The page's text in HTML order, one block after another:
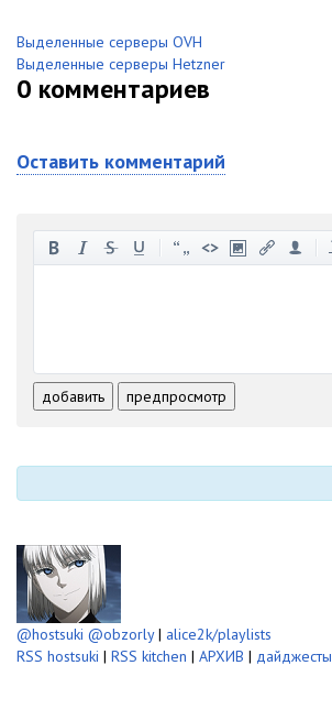
Выделенные серверы OVH
Выделенные серверы Hetzner
0 комментариев
Оставить комментарий
-
-
-
добавить предпросмотр
@hostsuki @obzorly| alice2k/playlists
RSS hostsuki | RSS kitchen | АРХИВ | дайджесты